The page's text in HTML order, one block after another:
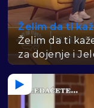
Želim da ti
Želim da ti
za dojenje i